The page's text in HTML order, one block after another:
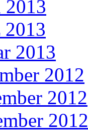
2013
2012
2012
2012